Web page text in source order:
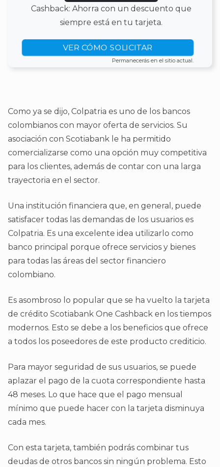
Cashback: Ahorra con un descuento que
siempre está en tu tarjeta.
VER CÓMO SOLICITAR
Permanecerás en el sitio actual.
Como ya se dijo, Colpatria es uno de los bancos
colombianos con mayor oferta de servicios. Su
asociación con Scotiabank le ha permitido
comercializarse como una opción muy competitiva
para los clientes, además de contar con una larga
trayectoria en el sector.
Una institución financiera que, en general, puede
satisfacer todas las demandas de los usuarios es
Colpatria. Es una excelente idea utilizarlo como
banco principal porque ofrece servicios y bienes
para todas las áreas del sector financiero
colombiano.
Es asombroso lo popular que se ha vuelto la tarjeta
de crédito Scotiabank One Cashback en los tiempos
modernos. Esto se debe a los beneficios que ofrece
a todos los poseedores de este producto crediticio.
Para mayor seguridad de sus usuarios, se puede
aplazar el pago de la cuota correspondiente hasta
48 meses. Lo que hace que el pago mensual
mínimo que puede hacer con la tarjeta disminuya
cada mes.
Con esta tarjeta, también podrás combinar tus
deudas de otros bancos sin ningún problema. Esto